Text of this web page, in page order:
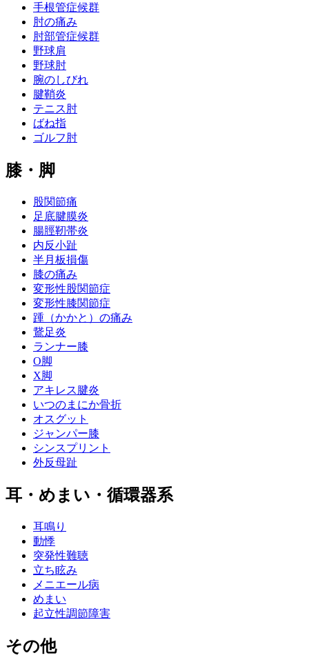
手根管症候群
肘の痛み
肘部管症候群
野球肩
野球肘
腕のしびれ
腱鞘炎
テニス肘
ばね指
ゴルフ肘
膝・脚
股関節痛
足底腱膜炎
腸脛靭帯炎
内反小趾
半月板損傷
膝の痛み
変形性股関節症
変形性膝関節症
踵（かかと）の痛み
鵞足炎
ランナー膝
O脚
X脚
アキレス腱炎
いつのまにか骨折
オスグット
ジャンパー膝
シンスプリント
外反母趾
耳・めまい・循環器系
耳鳴り
動悸
突発性難聴
立ち眩み
メニエール病
めまい
起立性調節障害
その他